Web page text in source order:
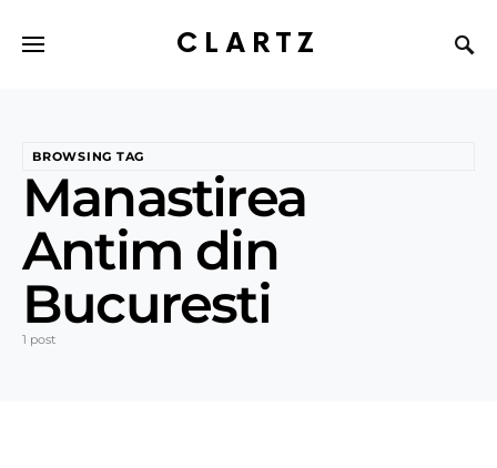
CLARTZ
BROWSING TAG
Manastirea
Antim din
Bucuresti
1 post